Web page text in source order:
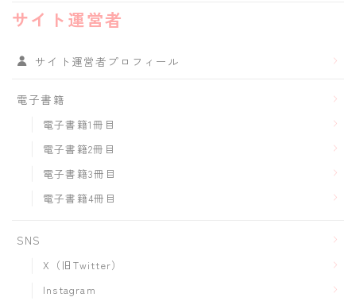
サイト運営者
サイト運営者プロフィール
電子書籍
電子書籍1冊目
電子書籍2冊目
電子書籍3冊目
電子書籍4冊目
SNS
X（旧Twitter）
Instagram